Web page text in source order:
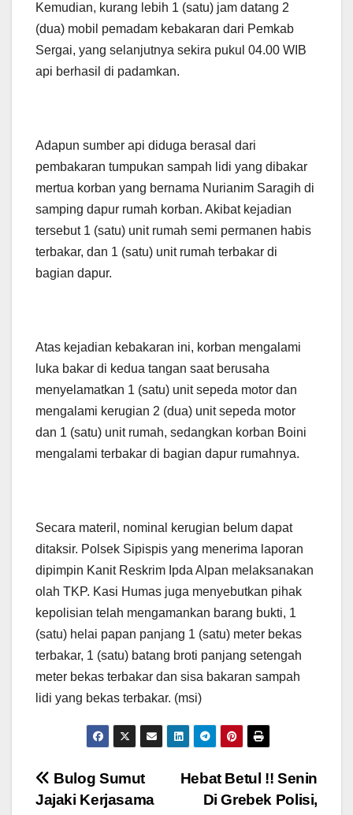
Kemudian, kurang lebih 1 (satu) jam datang 2
(dua) mobil pemadam kebakaran dari Pemkab
Sergai, yang selanjutnya sekira pukul 04.00 WIB
api berhasil di padamkan.
Adapun sumber api diduga berasal dari
pembakaran tumpukan sampah lidi yang dibakar
mertua korban yang bernama Nurianim Saragih di
samping dapur rumah korban. Akibat kejadian
tersebut 1 (satu) unit rumah semi permanen habis
terbakar, dan 1 (satu) unit rumah terbakar di
bagian dapur.
Atas kejadian kebakaran ini, korban mengalami
luka bakar di kedua tangan saat berusaha
menyelamatkan 1 (satu) unit sepeda motor dan
mengalami kerugian 2 (dua) unit sepeda motor
dan 1 (satu) unit rumah, sedangkan korban Boini
mengalami terbakar di bagian dapur rumahnya.
Secara materil, nominal kerugian belum dapat
ditaksir. Polsek Sipispis yang menerima laporan
dipimpin Kanit Reskrim Ipda Alpan melaksanakan
olah TKP. Kasi Humas juga menyebutkan pihak
kepolisian telah mengamankan barang bukti, 1
(satu) helai papan panjang 1 (satu) meter bekas
terbakar, 1 (satu) batang broti panjang setengah
meter bekas terbakar dan sisa bakaran sampah
lidi yang bekas terbakar. (msi)
Navigasi
Hebat Betul !! Senin
Di Grebek Polisi,
Bulog Sumut
Jajaki Kerjasama